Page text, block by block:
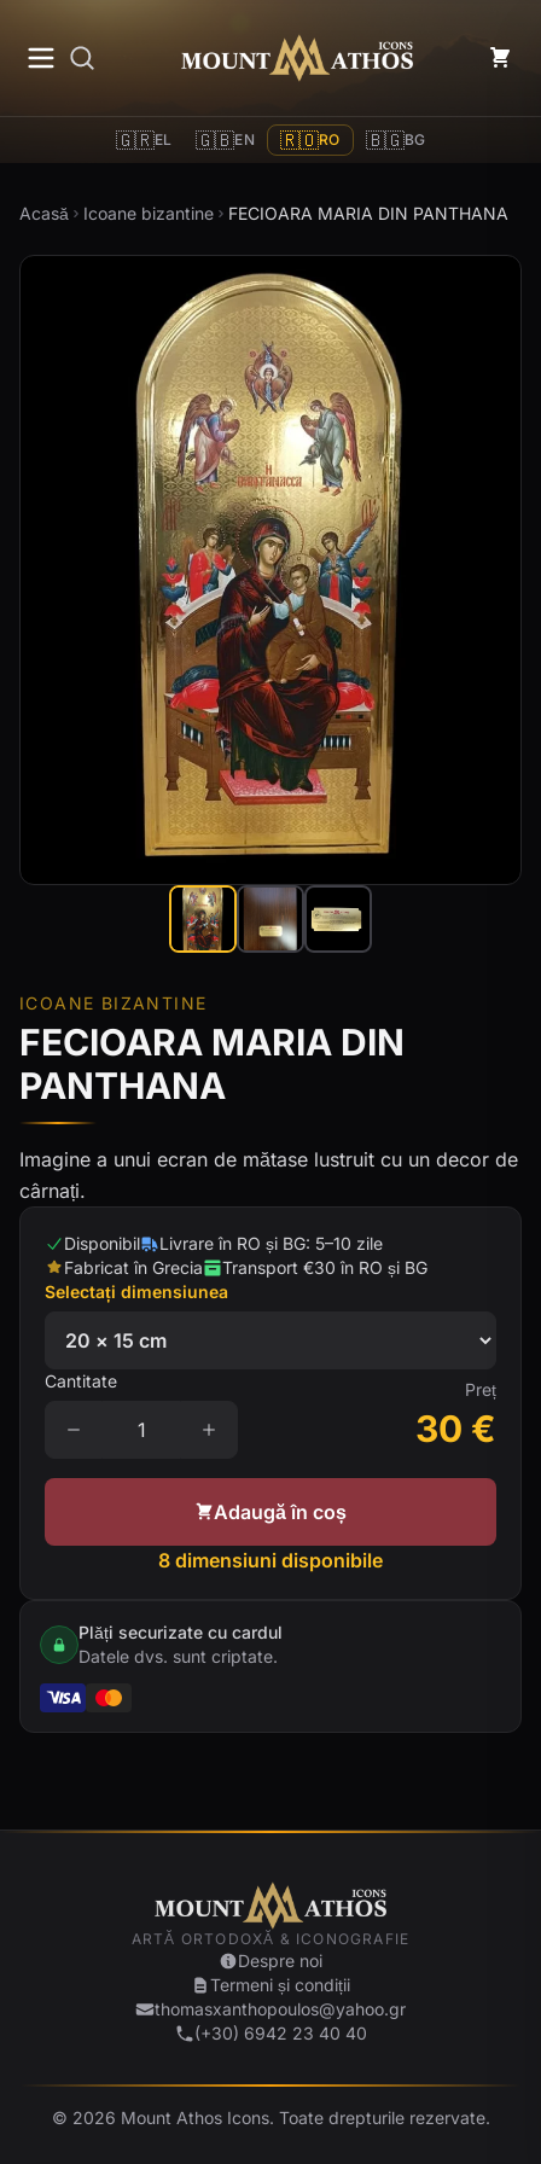
Mount Athos Icons
🇬🇷EL 🇬🇧EN 🇷🇴RO 🇧🇬BG
Acasă Icoane bizantine FECIOARA MARIA DIN PANTHANA
ICOANE BIZANTINE
FECIOARA MARIA DIN
PANTHANA
Imagine a unui ecran de mătase lustruit cu un decor de
cârnați.
Disponibil
Livrare în RO și BG: 5–10 zile
Fabricat în Grecia
Transport €30 în RO și BG
Selectați dimensiunea
Cantitate Preț
30 €
Adaugă în coș
8 dimensiuni disponibile
Plăți securizate cu cardul
Datele dvs. sunt criptate.
ARTĂ ORTODOXĂ & ICONOGRAFIE
Despre noi
Termeni și condiții
thomasxanthopoulos@yahoo.gr
(+30) 6942 23 40 40
© 2026 Mount Athos Icons. Toate drepturile rezervate.